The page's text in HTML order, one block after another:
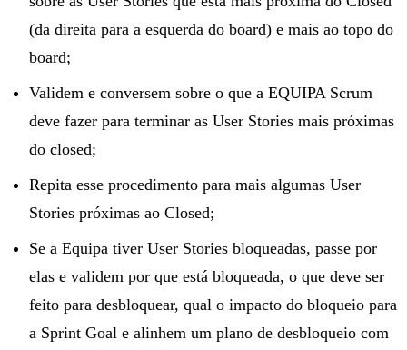
(da direita para a esquerda do board) e mais ao topo do
board;
Validem e conversem sobre o que a EQUIPA Scrum
deve fazer para terminar as User Stories mais próximas
do closed;
Repita esse procedimento para mais algumas User
Stories próximas ao Closed;
Se a Equipa tiver User Stories bloqueadas, passe por
elas e validem por que está bloqueada, o que deve ser
feito para desbloquear, qual o impacto do bloqueio para
a Sprint Goal e alinhem um plano de desbloqueio com